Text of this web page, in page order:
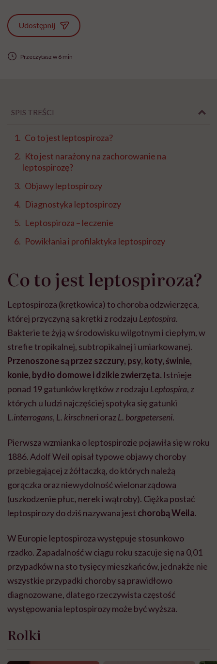
Udostępnij
Przeczytasz w 6 min
SPIS TREŚCI
Co to jest leptospiroza?
Kto jest narażony na zachorowanie na
leptospirozę?
Objawy leptospirozy
Diagnostyka leptospirozy
Leptospiroza – leczenie
Powikłania i profilaktyka leptospirozy
Co to jest leptospiroza?
Leptospiroza (krętkowica) to choroba odzwierzęca,
której przyczyną są krętki z rodzaju Leptospira.
Bakterie te żyją w środowisku wilgotnym i ciepłym, w
strefie tropikalnej, subtropikalnej i umiarkowanej.
Przenoszone są przez szczury, psy, koty, świnie,
konie, bydło domowe i dzikie zwierzęta. Istnieje
ponad 19 gatunków krętków z rodzaju Leptospira, z
których u ludzi najczęściej spotyka się gatunki
L.interrogans, L. kirschneriorazL. borgpeterseni.
Pierwsza wzmianka o leptospirozie pojawiła się w roku
1886. Adolf Weil opisał typowe objawy choroby
przebiegającej z żółtaczką, do których należą
gorączka oraz niewydolność wielonarządowa
(uszkodzenie płuc, nerek i wątroby). Ciężka postać
leptospirozy do dziś nazywana jest chorobą Weila.
W Europie leptospiroza występuje stosunkowo
rzadko. Zapadalność w ciągu roku szacuje się na 0,01
przypadków na sto tysięcy mieszkańców, jednakże nie
wszystkie przypadki choroby są prawidłowo
diagnozowane, dlatego rzeczywista częstość
występowania leptospirozy może być wyższa.
Rolki